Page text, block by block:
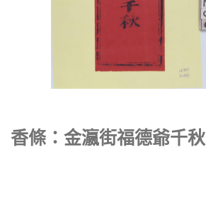
香條：金瀛街福德爺千秋